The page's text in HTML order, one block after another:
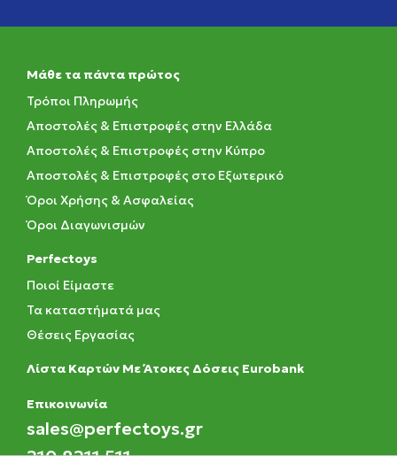
Μάθε τα πάντα πρώτος
Τρόποι Πληρωμής
Αποστολές & Επιστροφές στην Ελλάδα
Αποστολές & Επιστροφές στην Κύπρο
Αποστολές & Επιστροφές στο Εξωτερικό
Όροι Χρήσης & Ασφαλείας
Όροι Διαγωνισμών
Perfectoys
Ποιοί Είμαστε
Τα καταστήματά μας
Θέσεις Εργασίας
Λίστα Καρτών Με Άτοκες Δόσεις Eurobank
Eπικοινωνία
sales@perfectoys.gr